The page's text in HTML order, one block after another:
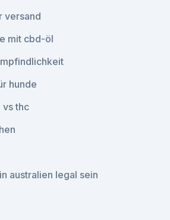
versand
mit cbd-öl
hunde
vs thc
australien legal sein